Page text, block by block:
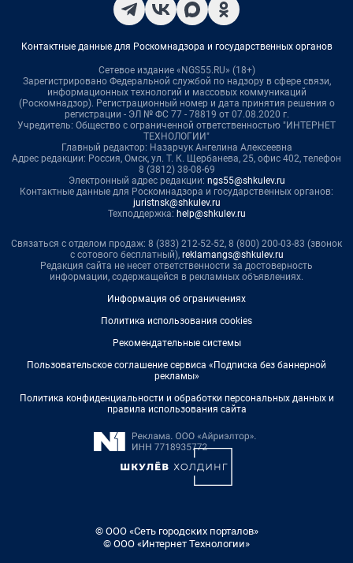
Контактные данные для Роскомнадзора и государственных органов
Сетевое издание «NGS55.RU» (18+)
Зарегистрировано Федеральной службой по надзору в сфере связи,
информационных технологий и массовых коммуникаций
(Роскомнадзор). Регистрационный номер и дата принятия решения о
регистрации - ЭЛ № ФС 77 - 78819 от 07.08.2020 г.
Учредитель: Общество с ограниченной ответственностью "ИНТЕРНЕТ
ТЕХНОЛОГИИ"
Главный редактор: Назарчук Ангелина Алексеевна
Адрес редакции: Россия, Омск, ул. Т. К. Щербанева, 25, офис 402, телефон
8 (3812) 38-08-69
Электронный адрес редакции: ngs55@shkulev.ru
Контактные данные для Роскомнадзора и государственных органов:
juristnsk@shkulev.ru
Техподдержка: help@shkulev.ru
Связаться с отделом продаж: 8 (383) 212-52-52, 8 (800) 200-03-83 (звонок
с сотового бесплатный), reklamangs@shkulev.ru
Редакция сайта не несет ответственности за достоверность
информации, содержащейся в рекламных объявлениях.
Информация об ограничениях
Политика использования cookies
Рекомендательные системы
Пользовательское соглашение сервиса «Подписка без баннерной
рекламы»
Политика конфиденциальности и обработки персональных данных и
правила использования сайта
© ООО «Сеть городских порталов»
© ООО «Интернет Технологии»